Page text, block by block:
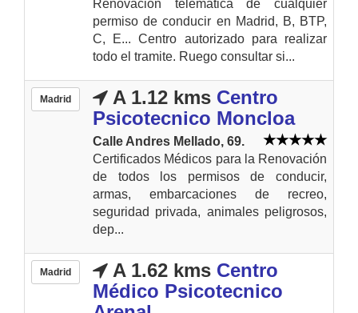
Renovación telemática de cualquier
permiso de conducir en Madrid, B, BTP,
C, E... Centro autorizado para realizar
todo el tramite. Ruego consultar si...
Madrid A 1.12 kms Centro
Psicotecnico Moncloa
Calle Andres Mellado, 69.
Certificados Médicos para la Renovación
de todos los permisos de conducir,
armas, embarcaciones de recreo,
seguridad privada, animales peligrosos,
dep...
Madrid A 1.62 kms Centro
Médico Psicotecnico